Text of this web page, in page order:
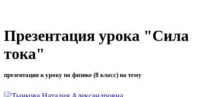
Презентация урока "Сила
тока"
презентация к уроку по физике (8 класс) на тему